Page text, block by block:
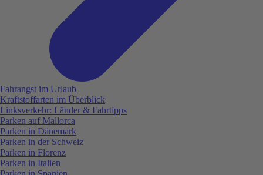
Fahrangst im Urlaub
Kraftstoffarten im Überblick
Linksverkehr: Länder & Fahrtipps
Parken auf Mallorca
Parken in Dänemark
Parken in der Schweiz
Parken in Florenz
Parken in Italien